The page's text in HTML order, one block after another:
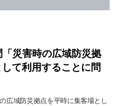
災害時の広域防災拠
て利用することに問
広域防災拠点を平時に集客場とし